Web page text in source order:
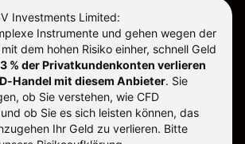
Investments Limited:
Instrumente und gehen wegen der
dem hohen Risiko einher, schnell Geld
% der Privatkundenkonten verlieren
Handel mit diesem Anbieter. Sie
ob Sie verstehen, wie CFD
ob Sie es sich leisten können, das
Ihr Geld zu verlieren. Bitte